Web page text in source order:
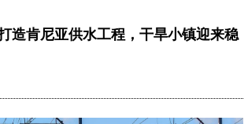
造肯尼亚供水工程，干旱小镇迎来稳